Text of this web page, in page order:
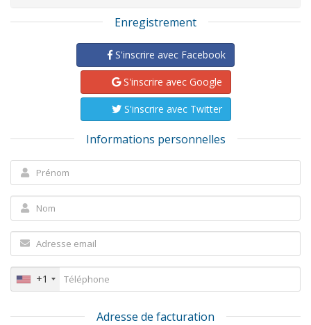
Enregistrement
S'inscrire avec Facebook
S'inscrire avec Google
S'inscrire avec Twitter
Informations personnelles
+1
Adresse de facturation